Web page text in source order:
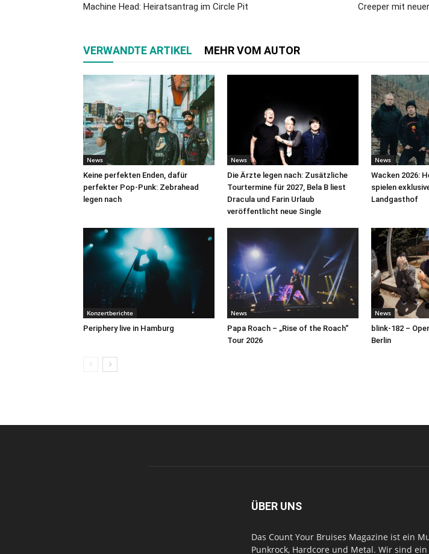
Machine Head: Heiratsantrag im Circle Pit Creeper mit
VERWANDTE ARTIKEL MEHR VOM AUTOR
News
Keine perfekten Enden, dafür
perfekter Pop-Punk: Zebrahead
legen nach
News
Die Ärzte legen nach: Zusätzliche
Tourtermine für 2027, Bela B liest
Dracula und Farin Urlaub
veröffentlicht neue Single
News
Wacken 2026:
spielen
Landgasthof
Konzertberichte
Periphery live in Hamburg
News
Papa Roach – „Rise of the Roach“
Tour 2026
News
blink-182 –
Berlin
ÜBER UNS
Das Count Your Bruises Magazine ist ein
Punkrock, Hardcore und Metal. Wir sind ein